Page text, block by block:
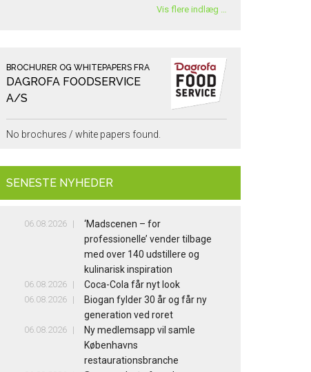
Vis flere indlæg …
BROCHURER OG WHITEPAPERS FRA
DAGROFA FOODSERVICE
A/S
No brochures / white papers found.
SENESTE NYHEDER
06.08.2026
‘Madscenen – for
professionelle’ vender tilbage
med over 140 udstillere og
kulinarisk inspiration
06.08.2026 Coca-Cola får nyt look
06.08.2026
Biogan fylder 30 år og får ny
generation ved roret
06.08.2026
Ny medlemsapp vil samle
Københavns
restaurationsbranche